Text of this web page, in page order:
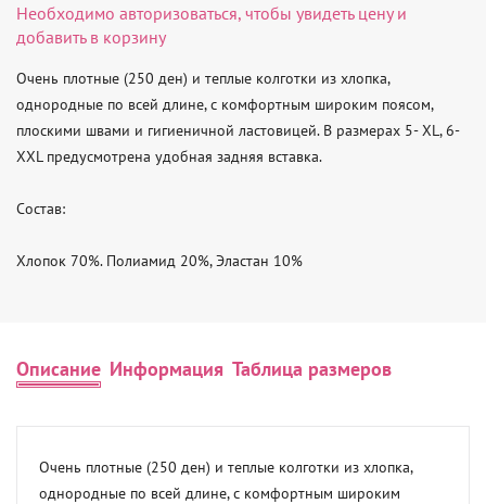
Необходимо авторизоваться, чтобы увидеть цену и
добавить в корзину
Очень плотные (250 ден) и теплые колготки из хлопка,
однородные по всей длине, с комфортным широким поясом,
плоскими швами и гигиеничной ластовицей. В размерах 5- XL, 6-
XXL предусмотрена удобная задняя вставка.
Состав:
Хлопок 70%. Полиамид 20%, Эластан 10%
Описание Информация Таблица размеров
Очень плотные (250 ден) и теплые колготки из хлопка,
однородные по всей длине, с комфортным широким